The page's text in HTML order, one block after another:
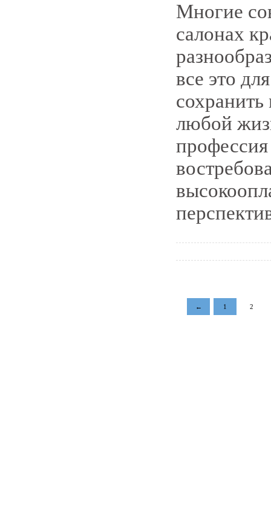
Многие
салонах
все это
любой
профессия
← 1 2